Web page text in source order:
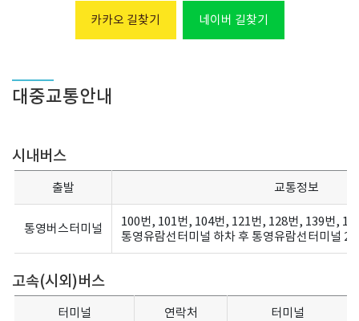
카카오 길찾기 네이버 길찾기
대중교통안내
시내버스
출발 교통정보
통영버스터미널
100번, 101번, 104번, 121번, 128번, 139번,
통영유람선터미널 하차 후 통영유람선터미널 2
고속(시외)버스
터미널 연락처 터미널